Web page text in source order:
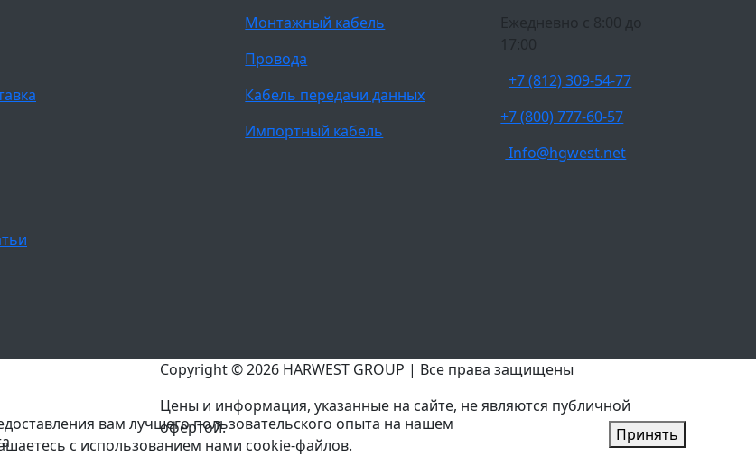
Монтажный кабель
Провода
Кабель передачи данных
Импортный кабель
Ежедневно c 8:00 до
17:00
+7 (812) 309-54-77
+7 (800) 777-60-57
Info@hgwest.net
Copyright © 2026 HARWEST GROUP | Все права защищены
Цены и информация, указанные на сайте, не являются публичной
офертой.
вам лучшего пользовательского опыта на нашем
с использованием нами cookie-файлов.
Принять